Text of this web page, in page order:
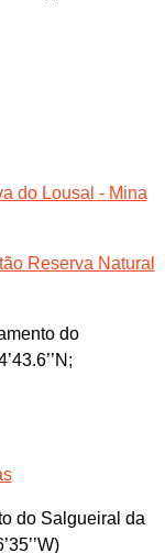
do Lousal - Mina
Reserva Natural
do
do Salgueiral da